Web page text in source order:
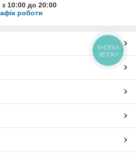
10:00 до 20:00
роботи
КНОПКА
ЗВ'ЯЗКУ